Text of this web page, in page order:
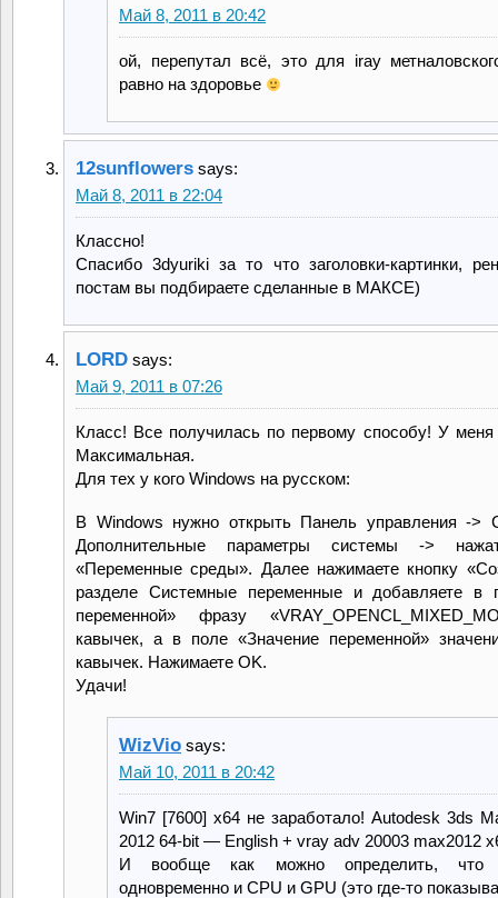
Май 8, 2011 в 20:42
ой, перепутал всё, это для iray
равно на здоровье
12sunflowers says:
Май 8, 2011 в 22:04
Классно!
Спасибо 3dyuriki за то что заголовки-картинки,
постам вы подбираете сделанные в МАКСЕ)
LORD says:
Май 9, 2011 в 07:26
Класс! Все получилась по первому способу! У
Максимальная.
Для тех у кого Windows на русском:
В Windows нужно открыть Панель управления ->
Дополнительные параметры системы ->
«Переменные среды». Далее нажимаете кнопку
разделе Системные переменные и добавляете в
переменной» фразу
кавычек, а в поле «Значение переменной»
кавычек. Нажимаете OK.
Удачи!
WizVio says:
Май 10, 2011 в 20:42
Win7 [7600] x64 не заработало! Autodesk 3ds
2012 64-bit — English + vray adv 20003 max2012
И вообще как можно определить, что
одновременно и CPU и GPU (это где-то